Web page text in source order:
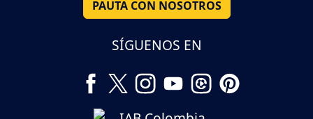
PAUTA CON NOSOTROS
SÍGUENOS EN